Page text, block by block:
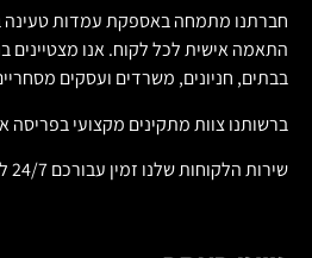
חברתנו מתמחה באספקת עמדות טעינה
התאמה אישית לכל לקוח. אנו
בבתים, חניונים, משרדים ועסקים
ברשותנו צוות מתקינים מקצועי בפריסה
שירות הלקוחות שלנו זמין עבורכם 24/7 לכל בעיה.